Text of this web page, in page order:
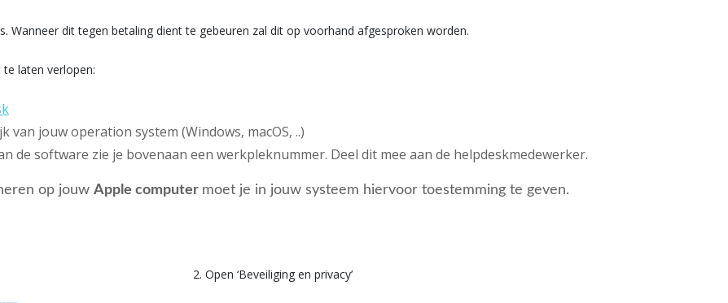
Wanneer dit tegen betaling dient te gebeuren zal dit op voorhand afgesproken worden.
laten verlopen:
van jouw operation system (Windows, macOS, ..)
de software zie je bovenaan een werkpleknummer. Deel dit mee aan de helpdeskmedewerker.
op jouw Apple computer moet je in jouw systeem hiervoor toestemming te geven.
2. Open ‘Beveiliging en privacy’